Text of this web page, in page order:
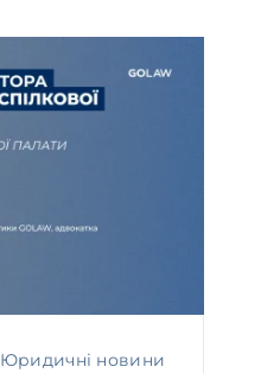
Юридичні новини